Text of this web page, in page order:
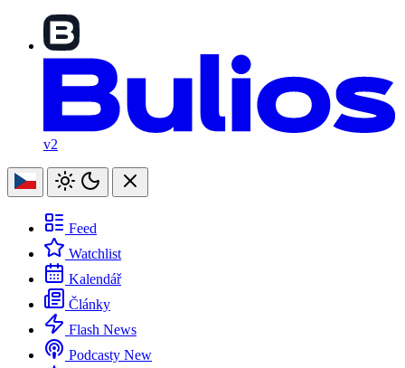
v2
Feed
Watchlist
Kalendář
Články
Flash News
Podcasty New